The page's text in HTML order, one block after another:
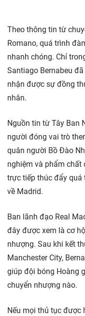
Theo thông tin từ
Romano, quá trình
nhanh chóng. Chỉ
Santiago Bernabeu
nhận được sự đồng
nhân.
Nguồn tin từ Tây Ban
người đóng vai trò
quân người Bồ Đào
nghiệm và phẩm chất
trực tiếp thúc đẩy
về Madrid.
Ban lãnh đạo Real
đây được xem là cơ
nhượng. Sau khi kết
Manchester City,
giúp đội bóng Hoàng
chuyển nhượng nào.
Nếu mọi thủ tục được